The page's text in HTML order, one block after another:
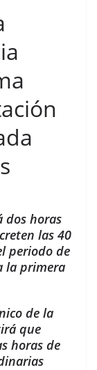
dos horas
las 40
periodo de
la primera
de la
que
horas de